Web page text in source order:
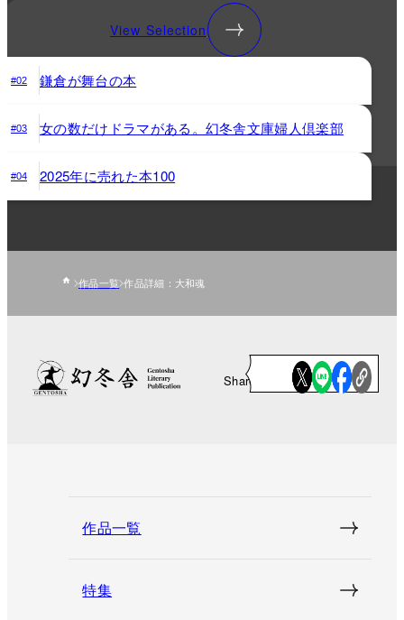
View Selection
#02 鎌倉が舞台の本
#03 女の数だけドラマがある。幻冬舎文庫婦人倶楽部
#04 2025年に売れた本100
作品一覧 作品詳細：大和魂
Share
作品一覧
特集